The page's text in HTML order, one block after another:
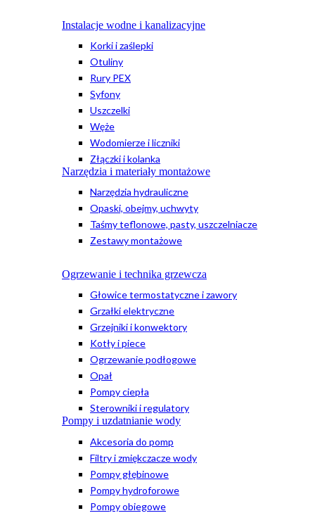
Instalacje wodne i kanalizacyjne
Korki i zaślepki
Otuliny
Rury PEX
Syfony
Uszczelki
Węże
Wodomierze i liczniki
Złączki i kolanka
Narzędzia i materiały montażowe
Narzędzia hydrauliczne
Opaski, obejmy, uchwyty
Taśmy teflonowe, pasty, uszczelniacze
Zestawy montażowe
Ogrzewanie i technika grzewcza
Głowice termostatyczne i zawory
Grzałki elektryczne
Grzejniki i konwektory
Kotły i piece
Ogrzewanie podłogowe
Opał
Pompy ciepła
Sterowniki i regulatory
Pompy i uzdatnianie wody
Akcesoria do pomp
Filtry i zmiękczacze wody
Pompy głębinowe
Pompy hydroforowe
Pompy obiegowe